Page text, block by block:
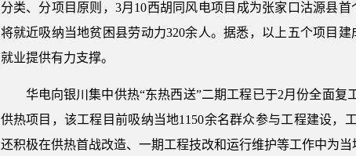
分类、分项目原则，3月10西胡同风电项目成为张家口沽源县
将就近吸纳当地贫困县劳动力320余人。据悉，以上五个项目
就业提供有力支撑。
华电向银川集中供热“东热西送”二期工程已于2月份全面
供热项目，该工程目前吸纳当地1150余名群众参与工程建设，
还积极在供热首战改造、一期工程技改和运行维护等工作中为